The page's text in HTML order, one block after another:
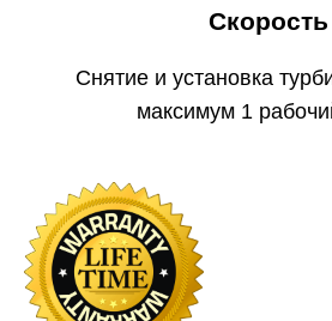
Скорость
Снятие и установка
максимум 1